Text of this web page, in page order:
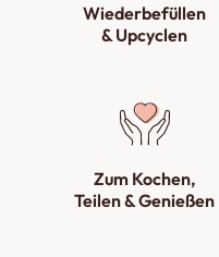
Wiederbefüllen
& Upcyclen
Zum Kochen,
Teilen & Genießen